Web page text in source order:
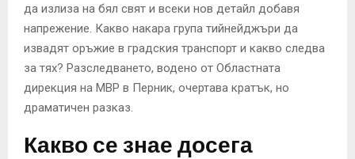
да излиза на бял свят и всеки нов детайл добавя
напрежение. Какво накара група тийнейджъри да
извадят оръжие в градския транспорт и какво следва
за тях? Разследването, водено от Областната
дирекция на МВР в Перник, очертава кратък, но
драматичен разказ.
Какво се знае досега